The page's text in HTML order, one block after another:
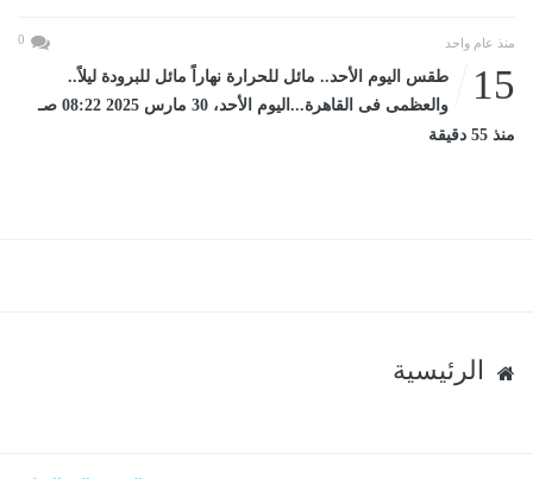
منذ عام واحد 0
15
طقس اليوم الأحد.. مائل للحرارة نهاراً مائل للبرودة ليلاً..
والعظمى فى القاهرة...اليوم الأحد، 30 مارس 2025 08:22 صـ
منذ 55 دقيقة
الرئيسية